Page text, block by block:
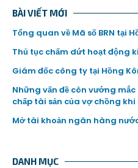
BÀI VIẾT MỚI
Tổng quan về Mã số BRN tại
Thủ tục chấm dứt hoạt động
Giám đốc công ty tại Hồng
Những vấn đề còn vướng
chấp tài sản của vợ chồng
Mở tài khoản ngân hàng
DANH MỤC